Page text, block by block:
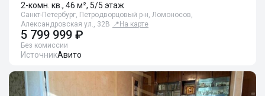
2-комн. кв., 46 м², 5/5 этаж
Санкт-Петербург, Петродворцовый р-н, Ломоносов,
Александровская ул., 32В 📍 На карте
5 799 999 ₽
Без комиссии
ИсточникАвито